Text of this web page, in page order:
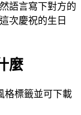
語言寫下對方的
次慶祝的生日
麼
格標籤並可下載